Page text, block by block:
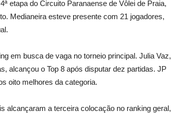
etapa do Circuito Paranaense de Vôlei de Praia,
Medianeira esteve presente com 21 jogadores,
em busca de vaga no torneio principal. Julia Vaz,
alcançou o Top 8 após disputar dez partidas. JP
oito melhores da categoria.
alcançaram a terceira colocação no ranking geral,